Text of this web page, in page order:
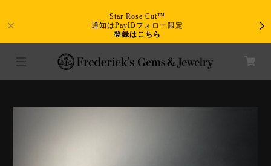
Star Rose Cut™
通知はPayIDフォロー限定
登録はこちら